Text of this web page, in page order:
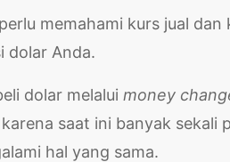
memahami kurs jual
dolar Anda.
dolar melalui money
saat ini banyak sekali
hal yang sama.